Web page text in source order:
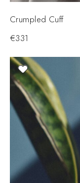
Crumpled Cuff
€331